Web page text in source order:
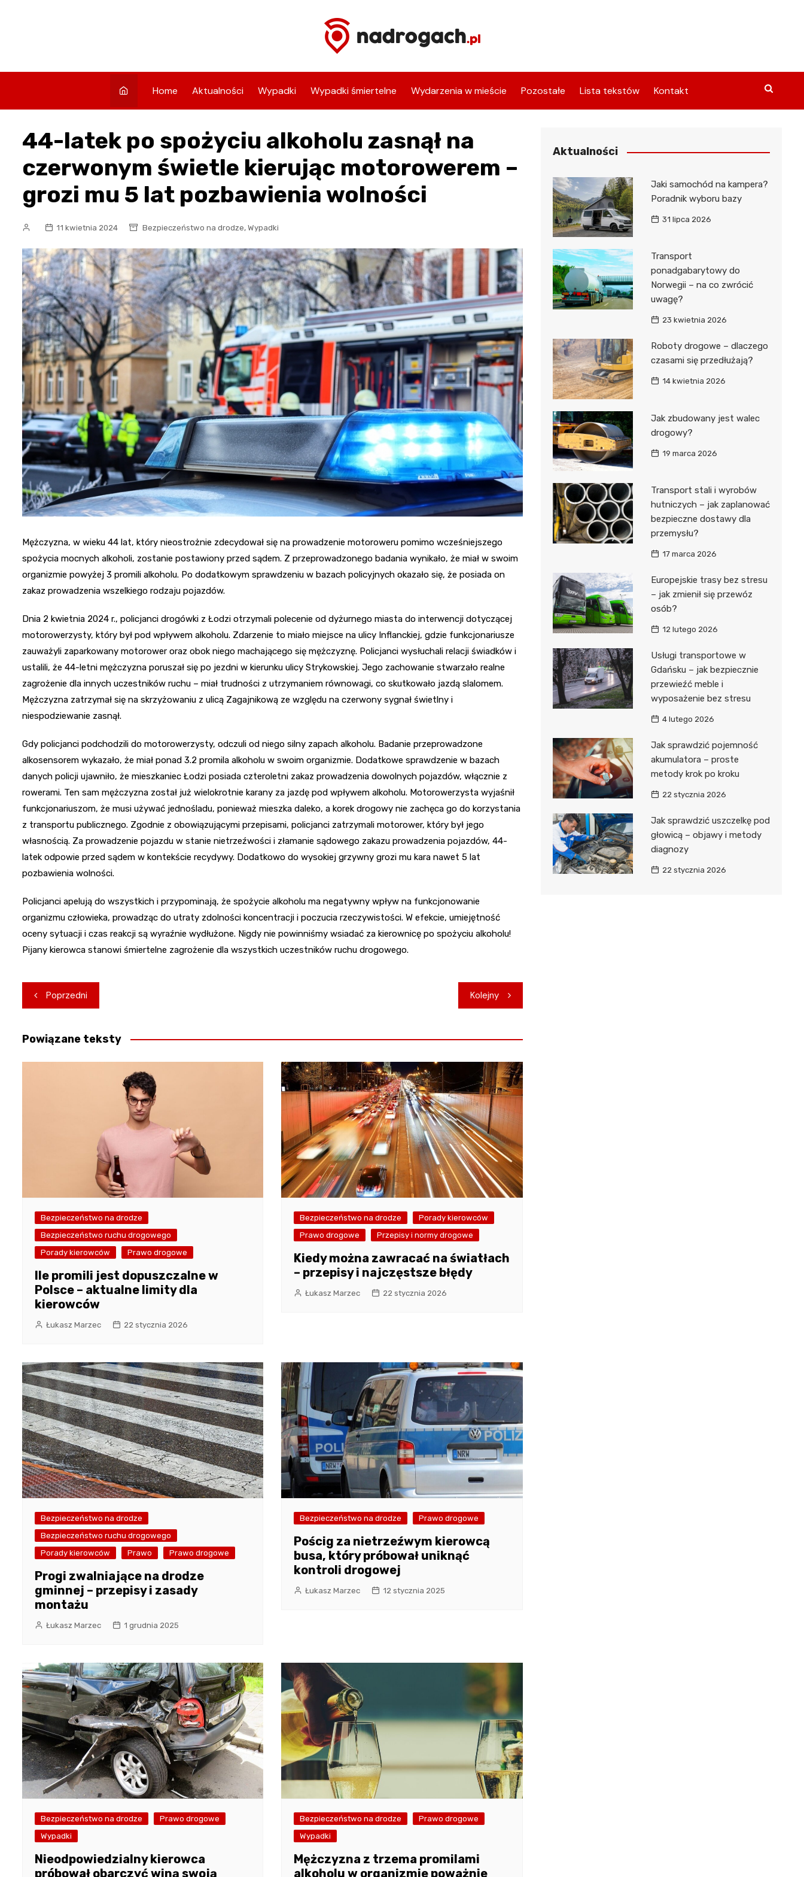
Home Aktualności Wypadki Wypadki śmiertelne Wydarzenia w mieście Pozostałe Lista tekstów Kontakt
44-latek po spożyciu alkoholu zasnął na
czerwonym świetle kierując motorowerem –
grozi mu 5 lat pozbawienia wolności
11 kwietnia 2024 Bezpieczeństwo na drodze, Wypadki
Mężczyzna, w wieku 44 lat, który nieostrożnie zdecydował się na prowadzenie motoroweru pomimo wcześniejszego
spożycia mocnych alkoholi, zostanie postawiony przed sądem. Z przeprowadzonego badania wynikało, że miał w swoim
organizmie powyżej 3 promili alkoholu. Po dodatkowym sprawdzeniu w bazach policyjnych okazało się, że posiada on
zakaz prowadzenia wszelkiego rodzaju pojazdów.
Dnia 2 kwietnia 2024 r., policjanci drogówki z Łodzi otrzymali polecenie od dyżurnego miasta do interwencji dotyczącej
motorowerzysty, który był pod wpływem alkoholu. Zdarzenie to miało miejsce na ulicy Inflanckiej, gdzie funkcjonariusze
zauważyli zaparkowany motorower oraz obok niego machającego się mężczyznę. Policjanci wysłuchali relacji świadków i
ustalili, że 44-letni mężczyzna poruszał się po jezdni w kierunku ulicy Strykowskiej. Jego zachowanie stwarzało realne
zagrożenie dla innych uczestników ruchu – miał trudności z utrzymaniem równowagi, co skutkowało jazdą slalomem.
Mężczyzna zatrzymał się na skrzyżowaniu z ulicą Zagajnikową ze względu na czerwony sygnał świetlny i
niespodziewanie zasnął.
Gdy policjanci podchodzili do motorowerzysty, odczuli od niego silny zapach alkoholu. Badanie przeprowadzone
alkosensorem wykazało, że miał ponad 3.2 promila alkoholu w swoim organizmie. Dodatkowe sprawdzenie w bazach
danych policji ujawniło, że mieszkaniec Łodzi posiada czteroletni zakaz prowadzenia dowolnych pojazdów, włącznie z
rowerami. Ten sam mężczyzna został już wielokrotnie karany za jazdę pod wpływem alkoholu. Motorowerzysta wyjaśnił
funkcjonariuszom, że musi używać jednośladu, ponieważ mieszka daleko, a korek drogowy nie zachęca go do korzystania
z transportu publicznego. Zgodnie z obowiązującymi przepisami, policjanci zatrzymali motorower, który był jego
własnością. Za prowadzenie pojazdu w stanie nietrzeźwości i złamanie sądowego zakazu prowadzenia pojazdów, 44-
latek odpowie przed sądem w kontekście recydywy. Dodatkowo do wysokiej grzywny grozi mu kara nawet 5 lat
pozbawienia wolności.
Policjanci apelują do wszystkich i przypominają, że spożycie alkoholu ma negatywny wpływ na funkcjonowanie
organizmu człowieka, prowadząc do utraty zdolności koncentracji i poczucia rzeczywistości. W efekcie, umiejętność
oceny sytuacji i czas reakcji są wyraźnie wydłużone. Nigdy nie powinniśmy wsiadać za kierownicę po spożyciu alkoholu!
Pijany kierowca stanowi śmiertelne zagrożenie dla wszystkich uczestników ruchu drogowego.
Nawigacja
wpisu
Poprzedni Kolejny
Powiązane teksty
Bezpieczeństwo na drodze
Bezpieczeństwo ruchu drogowego
Porady kierowców
Prawo drogowe
Ile promili jest dopuszczalne w
Polsce – aktualne limity dla
kierowców
Łukasz Marzec 22 stycznia 2026
Bezpieczeństwo na drodze
Porady kierowców
Prawo drogowe
Przepisy i normy drogowe
Kiedy można zawracać na światłach
– przepisy i najczęstsze błędy
Łukasz Marzec 22 stycznia 2026
Bezpieczeństwo na drodze
Bezpieczeństwo ruchu drogowego
Porady kierowców
Prawo Prawo drogowe
Progi zwalniające na drodze
gminnej – przepisy i zasady
montażu
Łukasz Marzec 1 grudnia 2025
Bezpieczeństwo na drodze Prawo drogowe
Pościg za nietrzeźwym kierowcą
busa, który próbował uniknąć
kontroli drogowej
Łukasz Marzec 12 stycznia 2025
Bezpieczeństwo na drodze
Prawo drogowe
Wypadki
Nieodpowiedzialny kierowca
próbował obarczyć winą swoją
Bezpieczeństwo na drodze
Prawo drogowe
Wypadki
Mężczyzna z trzema promilami
alkoholu w organizmie poważnie
Aktualności
Jaki samochód na kampera?
Poradnik wyboru bazy
31 lipca 2026
Transport
ponadgabarytowy do
Norwegii – na co zwrócić
uwagę?
23 kwietnia 2026
Roboty drogowe – dlaczego
czasami się przedłużają?
14 kwietnia 2026
Jak zbudowany jest walec
drogowy?
19 marca 2026
Transport stali i wyrobów
hutniczych – jak zaplanować
bezpieczne dostawy dla
przemysłu?
17 marca 2026
Europejskie trasy bez stresu
– jak zmienił się przewóz
osób?
12 lutego 2026
Usługi transportowe w
Gdańsku – jak bezpiecznie
przewieźć meble i
wyposażenie bez stresu
4 lutego 2026
Jak sprawdzić pojemność
akumulatora – proste
metody krok po kroku
22 stycznia 2026
Jak sprawdzić uszczelkę pod
głowicą – objawy i metody
diagnozy
22 stycznia 2026